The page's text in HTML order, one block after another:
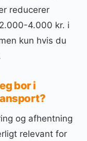
reducerer
4.000 kr. i
kun hvis du
bor i
og afhentning
relevant for